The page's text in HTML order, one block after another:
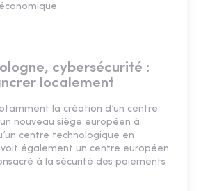
cybersécurité :
localement
la création d’un centre
nouveau siège européen à
centre technologique en
également un centre européen
à la sécurité des paiements